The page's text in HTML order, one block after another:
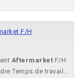
F/H
Aftermarket F/H
Temps de travail...